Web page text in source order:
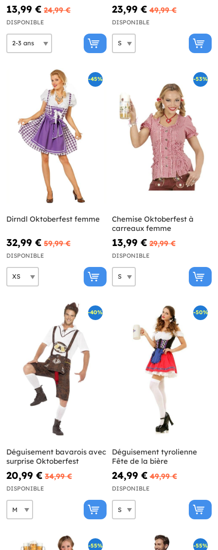
13,99 € 24,99 €
DISPONIBLE
23,99 € 49,99 €
DISPONIBLE
-45%
Dirndl Oktoberfest femme
32,99 € 59,99 €
DISPONIBLE
-53%
Chemise Oktoberfest à
carreaux femme
13,99 € 29,99 €
DISPONIBLE
-40%
Déguisement bavarois avec
surprise Oktoberfest
20,99 € 34,99 €
DISPONIBLE
-50%
Déguisement tyrolienne
Fête de la bière
24,99 € 49,99 €
DISPONIBLE
-55% -55%